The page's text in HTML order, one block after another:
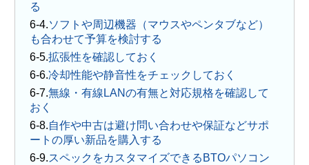
る
ソフトや周辺機器（マウスやペンタブなど）
も合わせて予算を検討する
拡張性を確認しておく
冷却性能や静音性をチェックしておく
無線・有線LANの有無と対応規格を確認して
おく
自作や中古は避け問い合わせや保証などサポ
ートの厚い新品を購入する
スペックをカスタマイズできるBTOパソコン